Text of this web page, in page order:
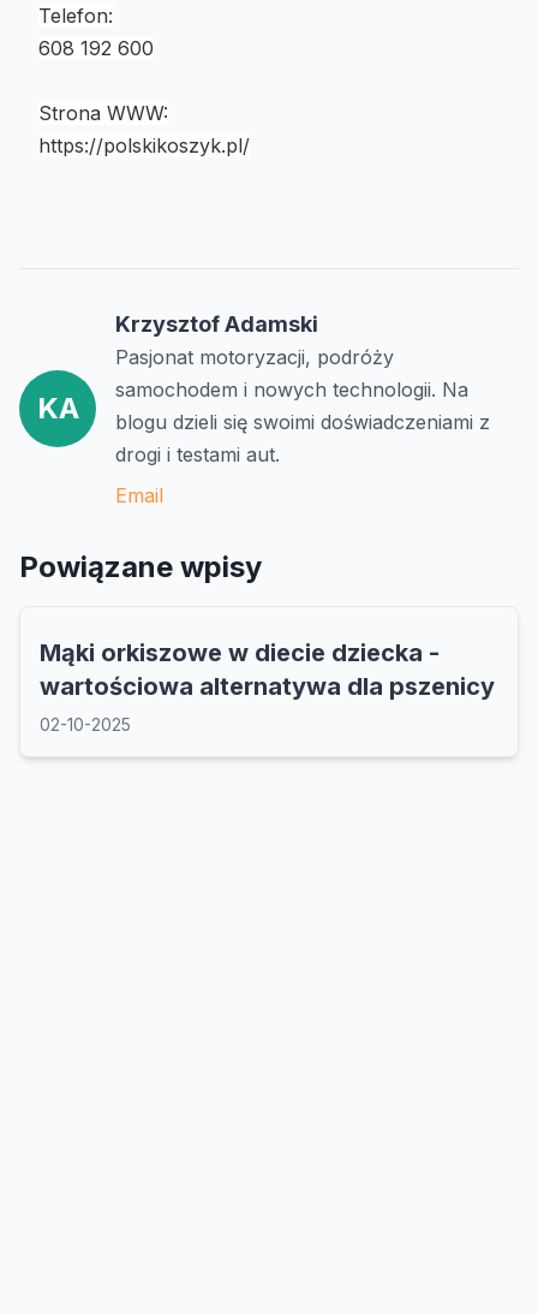
Telefon:
608 192 600
Strona WWW:
https://polskikoszyk.pl/
KA
Krzysztof Adamski
Pasjonat motoryzacji, podróży
samochodem i nowych technologii. Na
blogu dzieli się swoimi doświadczeniami z
drogi i testami aut.
Email
Powiązane wpisy
Mąki orkiszowe w diecie dziecka -
wartościowa alternatywa dla pszenicy
02-10-2025